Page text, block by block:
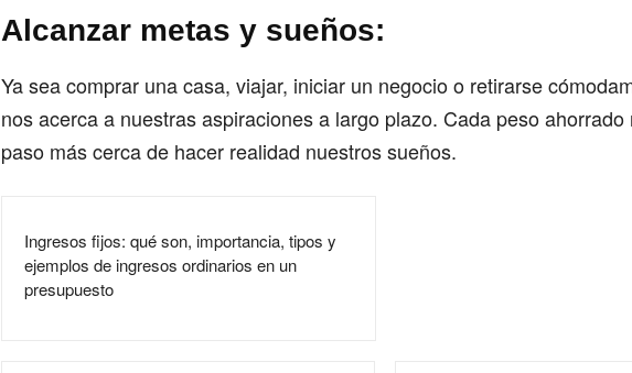
Alcanzar metas y sueños:
Ya sea comprar una casa, viajar, iniciar un negocio o retirarse
nos acerca a nuestras aspiraciones a largo plazo. Cada peso ahorrado
paso más cerca de hacer realidad nuestros sueños.
Ingresos fijos: qué son, importancia, tipos y
ejemplos de ingresos ordinarios en un
presupuesto